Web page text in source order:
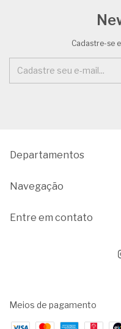
Cadastre-se
Departamentos
Navegação
Entre em contato
Meios de pagamento